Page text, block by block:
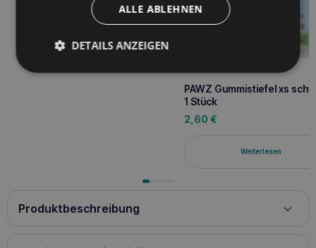
PAWZ Gummistiefel xs
1 Stück
2,60 €
Weiterlesen
Produktbeschreibung
ALLE ABLEHNEN
DETAILS ANZEIGEN